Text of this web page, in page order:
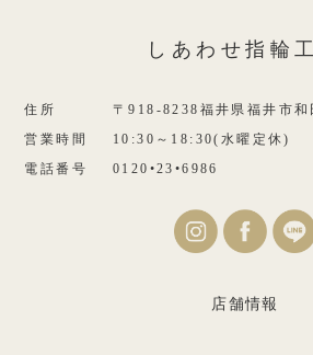
しあわせ指輪
住所
〒918-8238福井県福井市
営業時間
10:30～18:30(水曜定休)
電話番号
0120•23•6986
店舗情報